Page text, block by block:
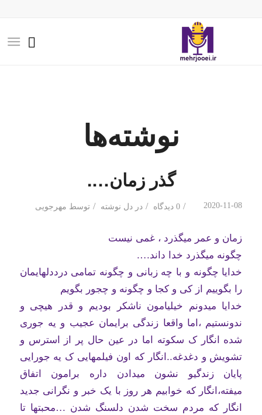
نوشته‌ها
گذر زمان….
2020-11-08
/ 0 دیدگاه / در دل نوشته / توسط مهرجویی
زمان و عمر میگذرد ، غمی نیست
چگونه میگذرد خدا داند….
خدایا چگونه و با چه زبانی و چگونه تمامی درددلهایمان
را بگوییم از کی و کجا و چگونه و چجور بگویم
خدایا میدونم خیلیامون ناشکر بودیم و قدر هیچی و
ندونستیم ،اما واقعا زندگی برایمان عجیب و یه جوری
شده انگار ک سکوته اما در عین حال پر از استرس و
تشویش و دغدغه..انگار که اون فیلمهایی ک یه جورایی
پایان زندگیو نشون میدادن داره برامون اتفاق
میفته،انگار که خوابیم هر روز با یک خبر و نگرانی جدید
انگار که مردم سخت شدن دلسنگ شدن …محبتها تا